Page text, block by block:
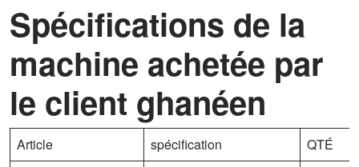
Spécifications de la
machine achetée par
le client ghanéen
Article spécification
QTÉ